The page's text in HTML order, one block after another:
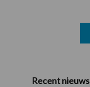
PrimaireRecent nieuws